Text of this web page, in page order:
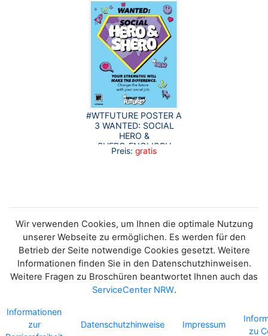
#WTFUTURE POSTER A
3 WANTED: SOCIAL
HERO &
SHERO_ENGLISCH
Preis: gratis
Wir verwenden Cookies, um Ihnen die optimale Nutzung
unserer Webseite zu ermöglichen. Es werden für den
Betrieb der Seite notwendige Cookies gesetzt. Weitere
Informationen finden Sie in den Datenschutzhinweisen.
Weitere Fragen zu Broschüren beantwortet Ihnen auch das
ServiceCenter NRW.
Informationen
zur
Datenschutzhinweise Impressum
zu